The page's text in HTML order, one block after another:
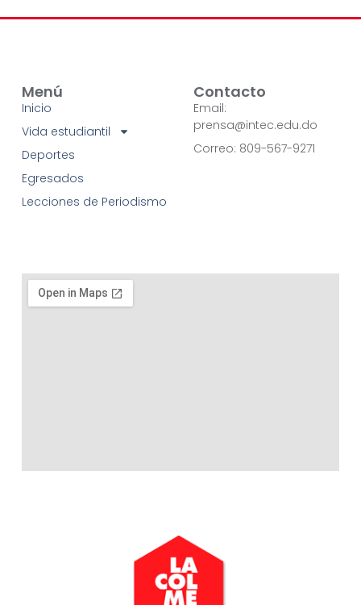
Menú
Inicio
Vida estudiantil
Deportes
Egresados
Lecciones de Periodismo
Contacto
Email:
prensa@intec.edu.do
Correo: 809-567-9271